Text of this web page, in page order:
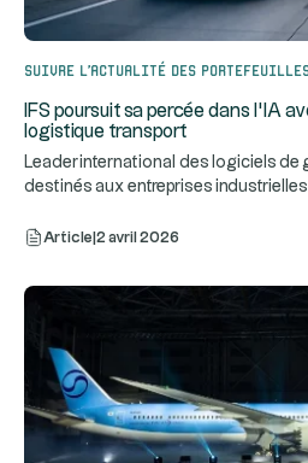
Suivre l’actualité des
IFS poursuit sa percée dans l’IA
logistique transport
Leader international des logiciels de
destinés aux entreprises industrielles
Article 2 avril 2026